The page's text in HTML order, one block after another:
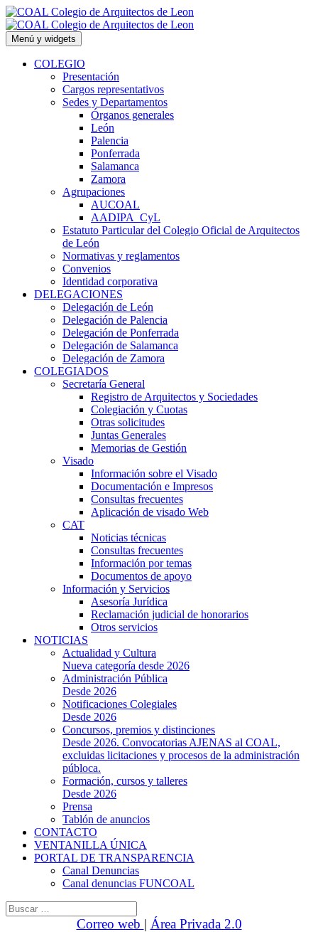
Saltar
al
contenido
Menú y widgets
COLEGIO
Presentación
Cargos representativos
Sedes y Departamentos
Órganos generales
León
Palencia
Ponferrada
Salamanca
Zamora
Agrupaciones
AUCOAL
AADIPA_CyL
Estatuto Particular del Colegio Oficial de Arquitectos
de León
Normativas y reglamentos
Convenios
Identidad corporativa
DELEGACIONES
Delegación de León
Delegación de Palencia
Delegación de Ponferrada
Delegación de Salamanca
Delegación de Zamora
COLEGIADOS
Secretaría General
Registro de Arquitectos y Sociedades
Colegiación y Cuotas
Otras solicitudes
Juntas Generales
Memorias de Gestión
Visado
Información sobre el Visado
Documentación e Impresos
Consultas frecuentes
Aplicación de visado Web
CAT
Noticias técnicas
Consultas frecuentes
Información por temas
Documentos de apoyo
Información y Servicios
Asesoría Jurídica
Reclamación judicial de honorarios
Otros servicios
NOTICIAS
Actualidad y Cultura
Nueva categoría desde 2026
Administración Pública
Desde 2026
Notificaciones Colegiales
Desde 2026
Concursos, premios y distinciones
Desde 2026. Convocatorias AJENAS al COAL,
excluidas licitaciones y procesos de la administración
públoca.
Formación, cursos y talleres
Desde 2026
Prensa
Tablón de anuncios
CONTACTO
VENTANILLA ÚNICA
PORTAL DE TRANSPARENCIA
Canal Denuncias
Canal denuncias FUNCOAL
Buscar:
Correo web | Área Privada 2.0